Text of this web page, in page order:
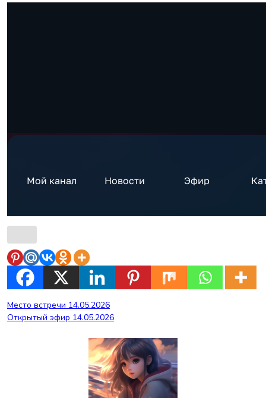
Навигация
по
Место встречи 14.05.2026
Открытый эфир 14.05.2026